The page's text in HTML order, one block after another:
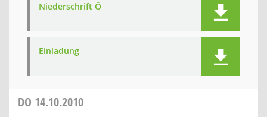
Niederschrift Ö
Einladung
DO 14.10.2010